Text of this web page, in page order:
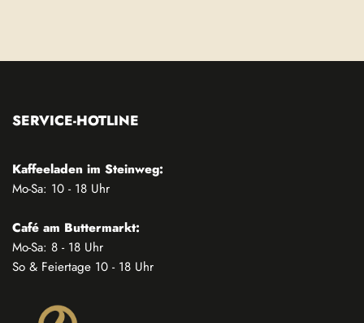
SERVICE-HOTLINE
Kaffeeladen im Steinweg:
Mo-Sa: 10 - 18 Uhr
Café am Buttermarkt:
Mo-Sa: 8 - 18 Uhr
So & Feiertage 10 - 18 Uhr